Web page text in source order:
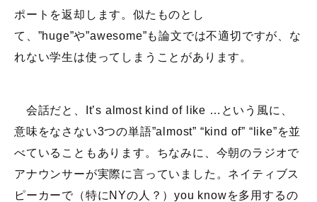
ポートを返却します。似たものとし
て、”huge”や”awesome”も論文では不適切ですが、な
れない学生は使ってしまうことがあります。
会話だと、It’s almost kind of like …という風に、
意味をなさない3つの単語”almost” “kind of” “like”を並
べていることもあります。ちなみに、今朝のラジオで
アナウンサーが実際に言っていました。ネイティブス
ピーカーで（特にNYの人？）you knowを多用するの